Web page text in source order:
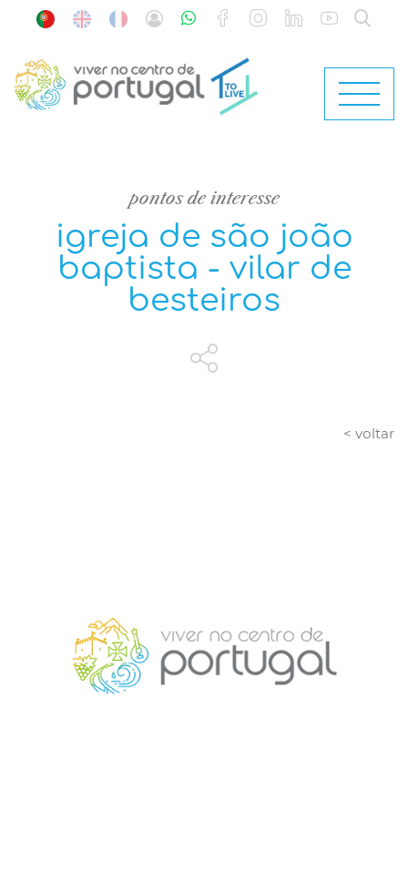
pontos de interesse
igreja de são joão
baptista - vilar de
besteiros
< voltar